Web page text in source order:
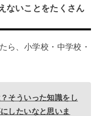
ないことをたくさん
ら、小学校・中学校・
そういった知識をし
したいなと思いま